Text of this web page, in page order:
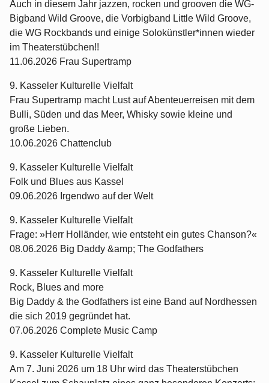
Auch in diesem Jahr jazzen, rocken und grooven die WG-
Bigband Wild Groove, die Vorbigband Little Wild Groove,
die WG Rockbands und einige Solokünstler*innen wieder
im Theaterstübchen!!
11.06.2026 Frau Supertramp
9. Kasseler Kulturelle Vielfalt
Frau Supertramp macht Lust auf Abenteuerreisen mit dem
Bulli, Süden und das Meer, Whisky sowie kleine und
große Lieben.
10.06.2026 Chattenclub
9. Kasseler Kulturelle Vielfalt
Folk und Blues aus Kassel
09.06.2026 Irgendwo auf der Welt
9. Kasseler Kulturelle Vielfalt
Frage: »Herr Holländer, wie entsteht ein gutes Chanson?«
08.06.2026 Big Daddy &amp; The Godfathers
9. Kasseler Kulturelle Vielfalt
Rock, Blues and more
Big Daddy & the Godfathers ist eine Band auf Nordhessen
die sich 2019 gegründet hat.
07.06.2026 Complete Music Camp
9. Kasseler Kulturelle Vielfalt
Am 7. Juni 2026 um 18 Uhr wird das Theaterstübchen